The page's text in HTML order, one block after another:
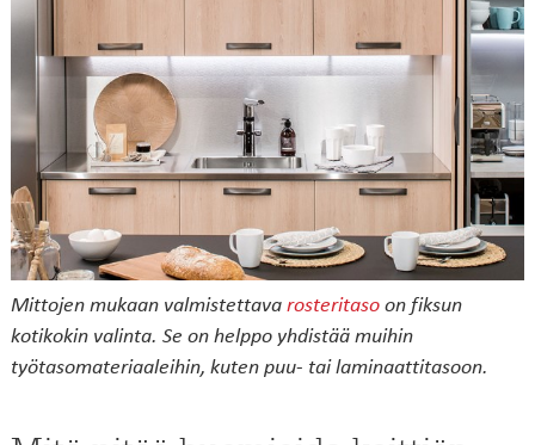
Mittojen mukaan valmistettava rosteritasoon fiksun
kotikokin valinta. Se on helppo yhdistää muihin
työtasomateriaaleihin, kuten puu- tai laminaattitasoon.